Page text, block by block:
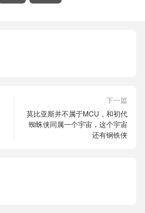
下一篇
莫比亚斯并不属于MCU，和初代
蜘蛛侠同属一个宇宙，这个宇宙
还有钢铁侠